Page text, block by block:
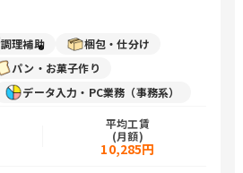
調理補助
梱包・仕分け
パン・お菓子作り
データ入力・PC業務（事務系）
平均工賃
(月額)
10,285円